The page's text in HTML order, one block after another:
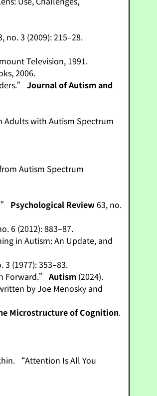
no. 3 (2009): 215–28.
Television, 1991.
2006.
Journal of Autism and
Adults with Autism Spectrum
Autism Spectrum
Psychological Review63, no.
6 (2012): 883–87.
in Autism: An Update, and
3 (1977): 353–83.
Forward.”Autism (2024).
by Joe Menosky and
Microstructure of Cognition.
“Attention Is All You